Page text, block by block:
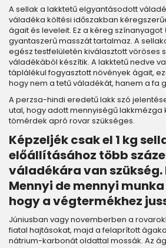
A sellak a lakktetű elgyantásodott
váladéka költési időszakban
ágait és leveleit. Ez a kéreg színanyagot
gyantaszerű masszát tartalmaz. A
egész testfelületén kiválasztott vöröses
váladékából készítik. A lakktetű nedve
táplálékul fogyasztott növények ágait,
hogy nem a tetű váladékát, hanem a fa
A perzsa-hindi eredetű lakk szó
utal, hogy adott mennyiségű lakkmézga
tömérdek apró rovar szükséges.
Képzeljék csak el 1 kg
előállításához több
váladékára van szükség.
Mennyi de mennyi
hogy a végtermékhez
Júniusban vagy novemberben a
fiatal hajtásokat, majd a felaprított
nátrium-karbonát oldattal mossák. Az